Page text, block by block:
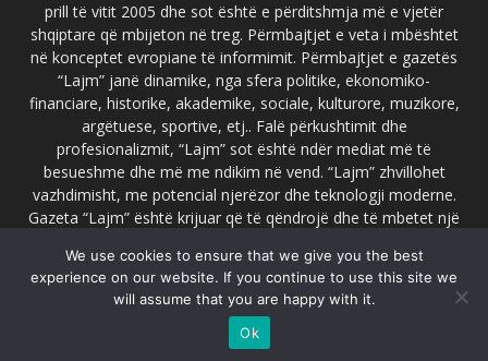
prill të vitit 2005 dhe sot është e përditshmja më e vjetër
shqiptare që mbijeton në treg. Përmbajtjet e veta i mbështet
në konceptet evropiane të informimit. Përmbajtjet e gazetës
“Lajm” janë dinamike, nga sfera politike, ekonomiko-
financiare, historike, akademike, sociale, kulturore, muzikore,
argëtuese, sportive, etj.. Falë përkushtimit dhe
profesionalizmit, “Lajm” sot është ndër mediat më të
besueshme dhe më me ndikim në vend. “Lajm” zhvillohet
vazhdimisht, me potencial njerëzor dhe teknologji moderne.
Gazeta “Lajm” është krijuar që të qëndrojë dhe të mbetet një
faqja zyrtare e gazetës “Lajm”, www.lajmpress.org është një
ndër portalet më të njohur në Maqedoni.
lajm.sk@gmail.com
We use cookies to ensure that we give you the best
experience on our website. If you continue to use this site we
will assume that you are happy with it.
Ok